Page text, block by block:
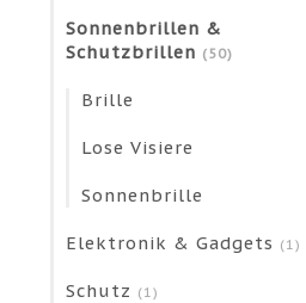
Sonnenbrillen &
Schutzbrillen (50)
Brille
Lose Visiere
Sonnenbrille
Elektronik & Gadgets (1)
Schutz (1)